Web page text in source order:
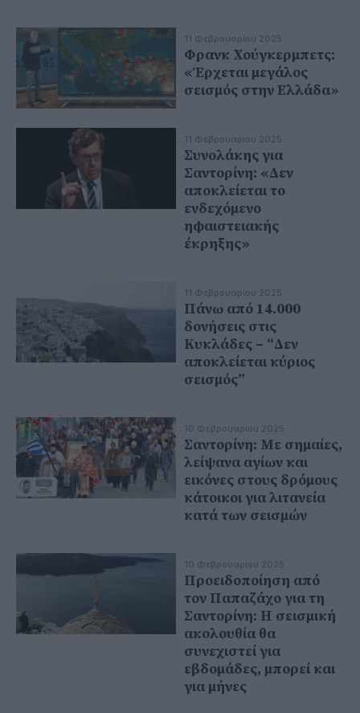
11 Φεβρουαρίου 2025
Φρανκ Χούγκερμπετς:
«Έρχεται μεγάλος
σεισμός στην Ελλάδα»
11 Φεβρουαρίου 2025
Συνολάκης για
Σαντορίνη: «Δεν
αποκλείεται το
ενδεχόμενο
ηφαιστειακής
έκρηξης»
11 Φεβρουαρίου 2025
Πάνω από 14.000
δονήσεις στις
Κυκλάδες – “Δεν
αποκλείεται κύριος
σεισμός”
10 Φεβρουαρίου 2025
Σαντορίνη: Με σημαίες,
λείψανα αγίων και
εικόνες στους δρόμους
κάτοικοι για λιτανεία
κατά των σεισμών
10 Φεβρουαρίου 2025
Προειδοποίηση από
τον Παπαζάχο για τη
Σαντορίνη: Η σεισμική
ακολουθία θα
συνεχιστεί για
εβδομάδες, μπορεί και
για μήνες